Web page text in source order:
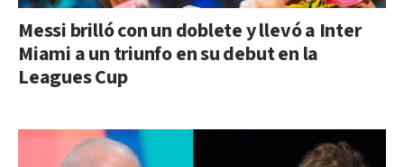
Messi brilló con un doblete y llevó a Inter
Miami a un triunfo en su debut en la
Leagues Cup